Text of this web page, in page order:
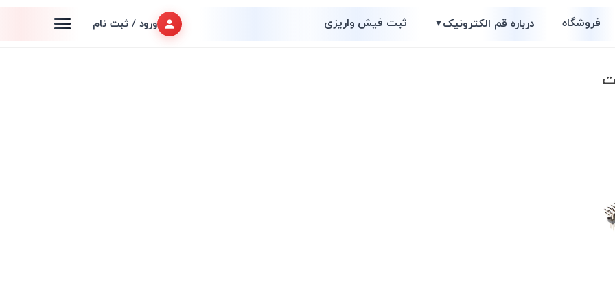
فروشگاه درباره قم الکترونیک▼ ثبت فیش واریزی ورود / ثبت نام